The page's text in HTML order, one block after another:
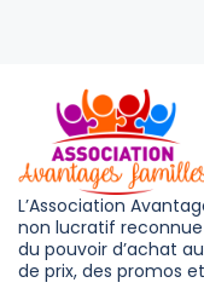
L’Association
non lucratif
du pouvoir d’achat
de prix, des promos